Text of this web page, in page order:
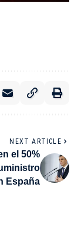
NEXT ARTICLE
el 50%
España